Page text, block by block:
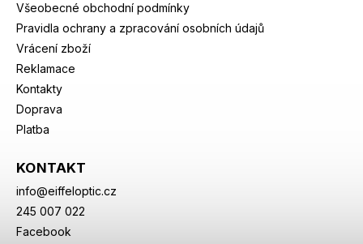
Všeobecné obchodní podmínky
Pravidla ochrany a zpracování osobních údajů
Vrácení zboží
Reklamace
Kontakty
Doprava
Platba
KONTAKT
info@eiffeloptic.cz
245 007 022
Facebook